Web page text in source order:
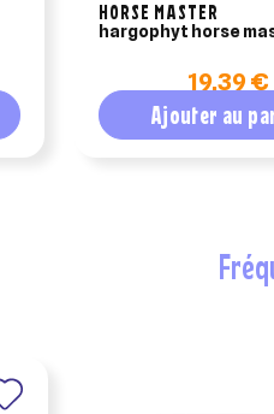
HORSE MASTER
hargophyt horse
19,39 €
Ajouter au